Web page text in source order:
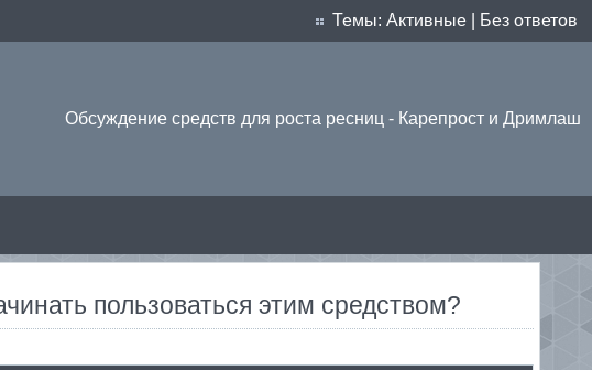
Темы: Активные Без ответов
Обсуждение средств для роста ресниц - Карепрост и Дримлаш
пользоваться этим средством?